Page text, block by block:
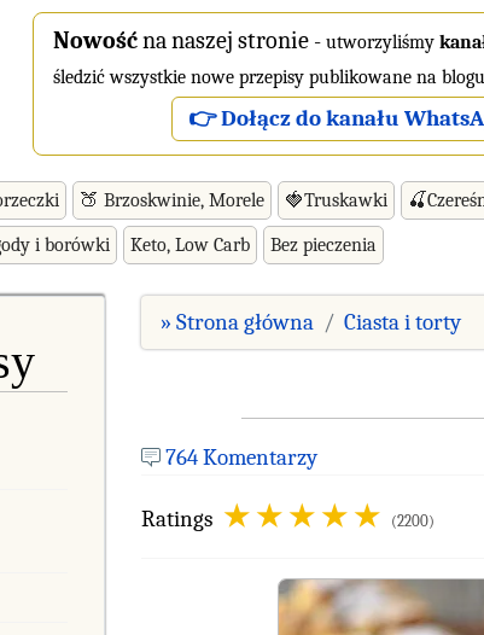
Nowośćna naszej stronie - utworzyliśmy
śledzić wszystkie nowe przepisy publikowane na
👉 Dołącz do kanału
🍑 Brzoskwinie, Morele 🍓Truskawki
i borówki Keto, Low Carb Bez pieczenia
» Strona główna Ciasta i torty
764 Komentarzy
Ratings (2200)